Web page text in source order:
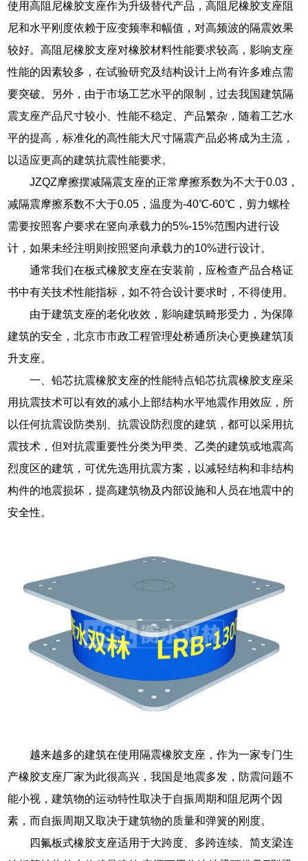
使用高阻尼橡胶支座作为升级替代产品，高阻尼橡胶支座阻
尼和水平刚度依赖于应变频率和幅值，对高频波的隔震效果
较好。高阻尼橡胶支座对橡胶材料性能要求较高，影响支座
性能的因素较多，在试验研究及结构设计上尚有许多难点需
要突破。另外，由于市场工艺水平的限制，过去我国建筑隔
震支座产品尺寸较小、性能不稳定、产品繁杂，随着工艺水
平的提高，标准化的高性能大尺寸隔震产品必将成为主流，
以适应更高的建筑抗震性能要求。
JZQZ摩擦摆减隔震支座的正常摩擦系数为不大于0.03，
减隔震摩擦系数不大于0.05，温度为-40℃-60℃，剪力螺栓
需要按照客户要求在竖向承载力的5%-15%范围内进行设
计，如果未经注明则按照竖向承载力的10%进行设计。
通常我们在板式橡胶支座在安装前，应检查产品合格证
书中有关技术性能指标，如不符合设计要求时，不得使用。
由于建筑支座的老化收效，影响建筑畸形受力，为保障
建筑的安全，北京市市政工程管理处桥通所决心更换建筑顶
升支座。
一、铅芯抗震橡胶支座的性能特点铅芯抗震橡胶支座采
用抗震技术可以有效的减小上部结构水平地震作用效应，所
以任何抗震设防类别、抗震设防烈度的建筑，都可以采用抗
震技术，但对抗震重要性分类为甲类、乙类的建筑或地震高
烈度区的建筑，可优先选用抗震方案，以减轻结构和非结构
构件的地震损坏，提高建筑物及内部设施和人员在地震中的
安全性。
越来越多的建筑在使用隔震橡胶支座，作为一家专门生
产橡胶支座厂家为此很高兴，我国是地震多发，防震问题不
能小视，建筑物的运动特性取决于自振周期和阻尼两个因
素，而自振周期又取决于建筑物的质量和弹簧的刚度。
四氟板式橡胶支座适用于大跨度、多跨连续、简支梁连